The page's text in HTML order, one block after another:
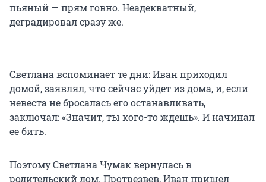
пьяный — прям говно. Неадекватный,
деградировал сразу же.
Светлана вспоминает те дни: Иван приходил
домой, заявлял, что сейчас уйдет из дома, и, если
невеста не бросалась его останавливать,
заключал: «Значит, ты кого-то ждешь». И начинал
ее бить.
Поэтому Светлана Чумак вернулась в
родительский дом. Протрезвев, Иван пришел